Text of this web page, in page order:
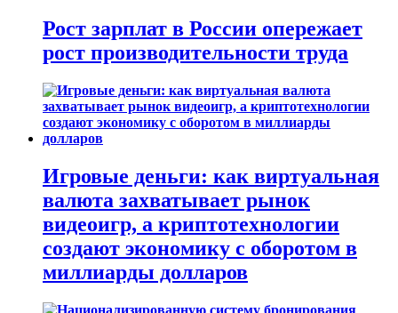
Рост зарплат в России опережает
рост производительности труда
Игровые деньги: как виртуальная
валюта захватывает рынок
видеоигр, а криптотехнологии
создают экономику с оборотом в
миллиарды долларов